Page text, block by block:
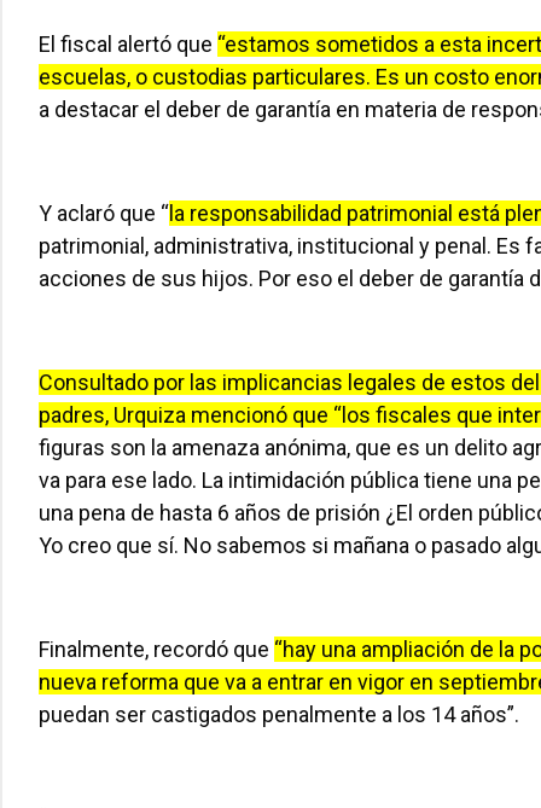
El fiscal alertó que “estamos sometidos a esta
escuelas, o custodias particulares. Es un costo
a destacar el deber de garantía en materia de
Y aclaró que “ la responsabilidad patrimonial está
patrimonial, administrativa, institucional y penal. Es
acciones de sus hijos. Por eso el deber de garantía
Consultado por las implicancias legales de estos
padres, Urquiza mencionó que “los fiscales que
figuras son la amenaza anónima, que es un delito
va para ese lado. La intimidación pública tiene una
una pena de hasta 6 años de prisión ¿El orden
Yo creo que sí. No sabemos si mañana o pasado
Finalmente, recordó que “hay una ampliación de la
nueva reforma que va a entrar en vigor en
puedan ser castigados penalmente a los 14 años”.